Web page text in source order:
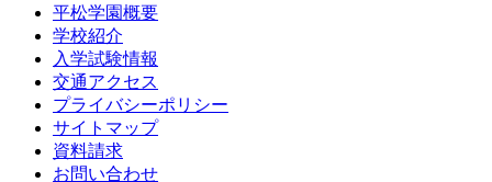
平松学園概要
学校紹介
入学試験情報
交通アクセス
プライバシーポリシー
サイトマップ
資料請求
お問い合わせ